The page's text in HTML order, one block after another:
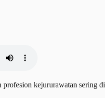
kejururawatan sering